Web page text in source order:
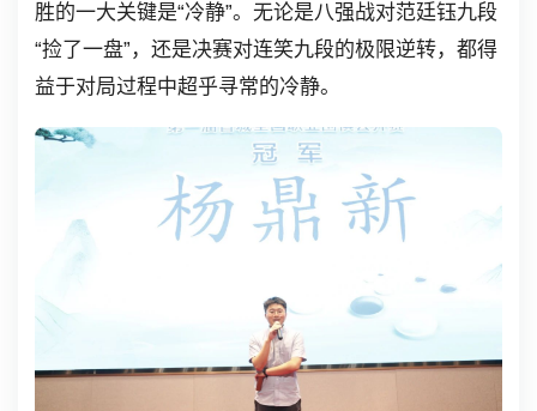
胜的一大关键是“冷静”。无论是八强战对范廷钰九段
“捡了一盘”，还是决赛对连笑九段的极限逆转，都得
益于对局过程中超乎寻常的冷静。